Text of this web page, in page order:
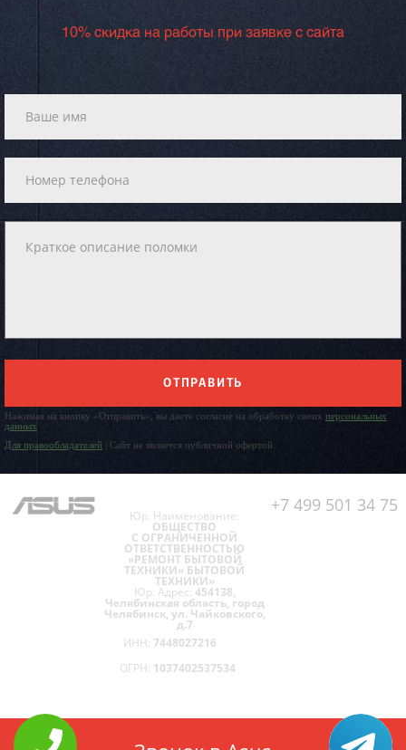
10% скидка на работы при заявке с сайта
ОТПРАВИТЬ
Нажимая на кнопку «Отправить», вы даете согласие на обработку своих персональных
данных
Для правообладателей | Сайт не является публичной офертой.
+7 499 501 34 75
Юр. Наименование:
ОБЩЕСТВО
С ОГРАНИЧЕННОЙ
ОТВЕТСТВЕННОСТЬЮ
«РЕМОНТ БЫТОВОЙ
ТЕХНИКИ» БЫТОВОЙ
ТЕХНИКИ»
Юр. Адрес: 454138,
Челябинская область, город
Челябинск, ул. Чайковского,
д.7
ИНН: 7448027216
ОГРН: 1037402537534